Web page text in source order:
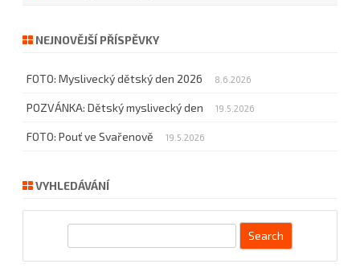
NEJNOVĚJŠÍ PŘÍSPĚVKY
FOTO: Myslivecký dětský den 2026 8.6.2026
POZVÁNKA: Dětský myslivecký den 19.5.2026
FOTO: Pouť ve Svařenově 19.5.2026
VYHLEDÁVÁNÍ